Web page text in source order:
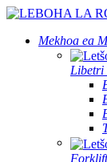
Mekhoa ea
Libetri